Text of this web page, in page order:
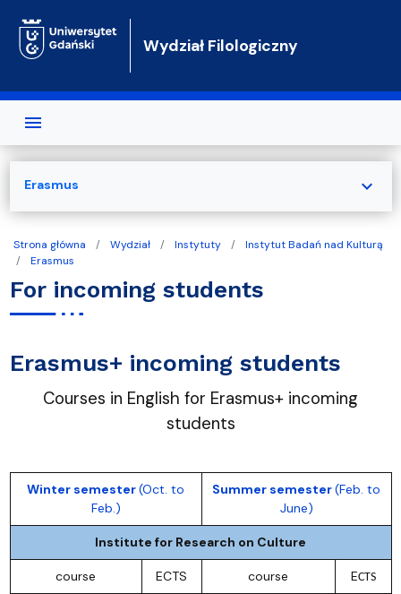
Wydział Filologiczny
Strona główna Wydział Instytuty
Instytut Badań nad Kulturą
Erasmus
For incoming students
Erasmus+ incoming students
Courses in English for Erasmus+ incoming
students
Winter semester(Oct. to
Feb.)
Summer semester(Feb. to
June)
Institute for Research on Culture
course ECTS course ECTS
Erasmus expand_more